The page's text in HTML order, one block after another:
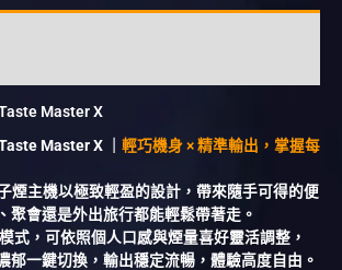
Master X
Master X ｜ 輕巧機身 × 精準輸出，掌握每
煙主機以極致輕盈的設計，帶來隨手可得的便
聚會還是外出旅行都能輕鬆帶著走。
式，可依照個人口感與煙量喜好靈活調整，
郁一鍵切換，輸出穩定流暢，體驗高度自由。